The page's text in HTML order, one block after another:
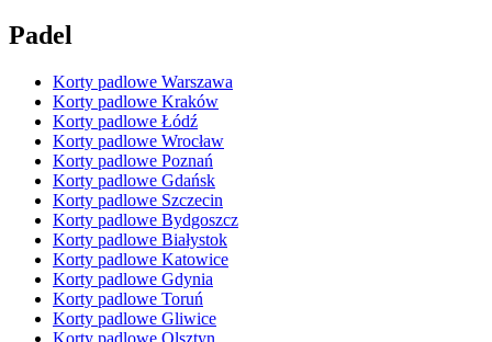
Padel
Korty padlowe Warszawa
Korty padlowe Kraków
Korty padlowe Łódź
Korty padlowe Wrocław
Korty padlowe Poznań
Korty padlowe Gdańsk
Korty padlowe Szczecin
Korty padlowe Bydgoszcz
Korty padlowe Białystok
Korty padlowe Katowice
Korty padlowe Gdynia
Korty padlowe Toruń
Korty padlowe Gliwice